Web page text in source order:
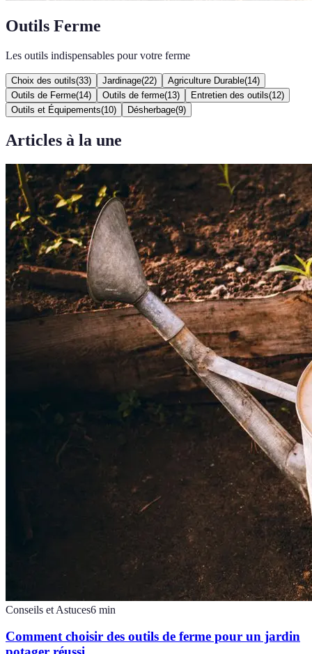
Outils Ferme
Les outils indispensables pour votre ferme
Choix des outils(33) Jardinage(22) Agriculture Durable(14)
Outils de Ferme(14) Outils de ferme(13) Entretien des outils(12)
Outils et Équipements(10) Désherbage(9)
Articles à la une
Conseils et Astuces6 min
Comment choisir des outils de ferme pour un jardin